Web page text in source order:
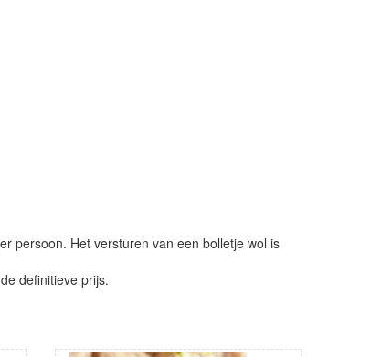
persoon. Het versturen van een bolletje wol is
definitieve prijs.